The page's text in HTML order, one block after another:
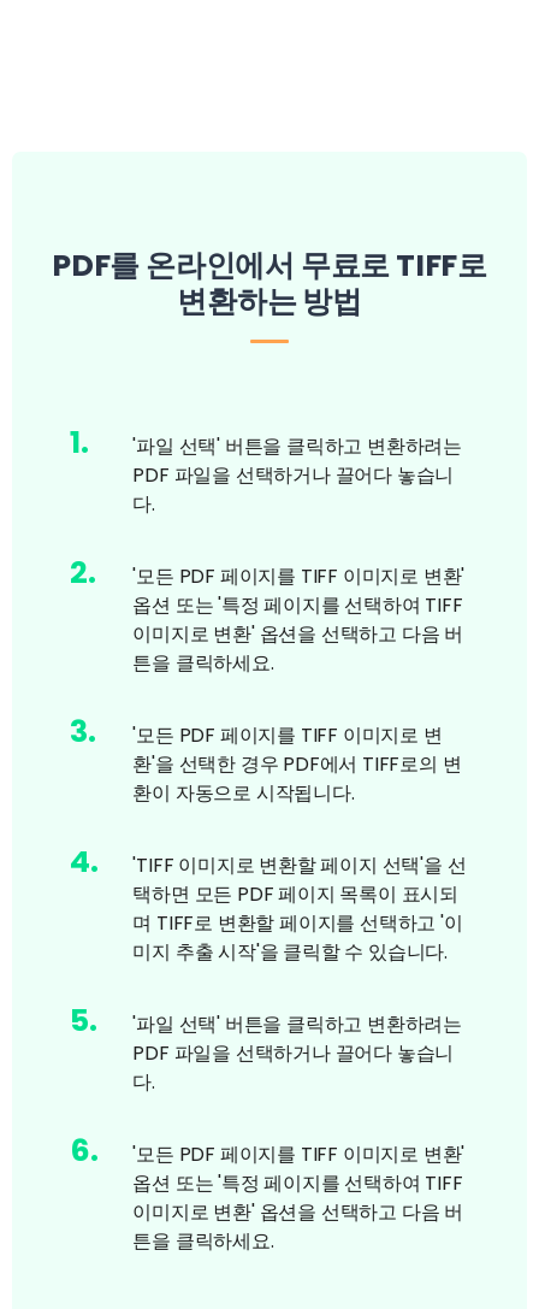
PDF를 온라인에서 무료로 TIFF로
변환하는 방법
1.
'파일 선택' 버튼을 클릭하고 변환하려는
PDF 파일을 선택하거나 끌어다 놓습니
다.
2.
'모든 PDF 페이지를 TIFF 이미지로 변환'
옵션 또는 '특정 페이지를 선택하여 TIFF
이미지로 변환' 옵션을 선택하고 다음 버
튼을 클릭하세요.
3.
'모든 PDF 페이지를 TIFF 이미지로 변
환'을 선택한 경우 PDF에서 TIFF로의 변
환이 자동으로 시작됩니다.
4.
'TIFF 이미지로 변환할 페이지 선택'을 선
택하면 모든 PDF 페이지 목록이 표시되
며 TIFF로 변환할 페이지를 선택하고 '이
미지 추출 시작'을 클릭할 수 있습니다.
5.
'파일 선택' 버튼을 클릭하고 변환하려는
PDF 파일을 선택하거나 끌어다 놓습니
다.
6.
'모든 PDF 페이지를 TIFF 이미지로 변환'
옵션 또는 '특정 페이지를 선택하여 TIFF
이미지로 변환' 옵션을 선택하고 다음 버
튼을 클릭하세요.